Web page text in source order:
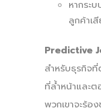
หากระ
ลูกค้าเ
Predictive
สำหรับธุรกิจ
ที่ล้ำหน้าและ
พวกเขาจะร้อ